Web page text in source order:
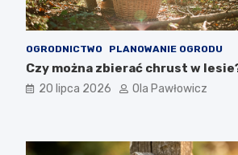
OGRODNICTWO PLANOWANIE OGRODU
Czy można zbierać chrust w
20 lipca 2026 Ola Pawłowicz